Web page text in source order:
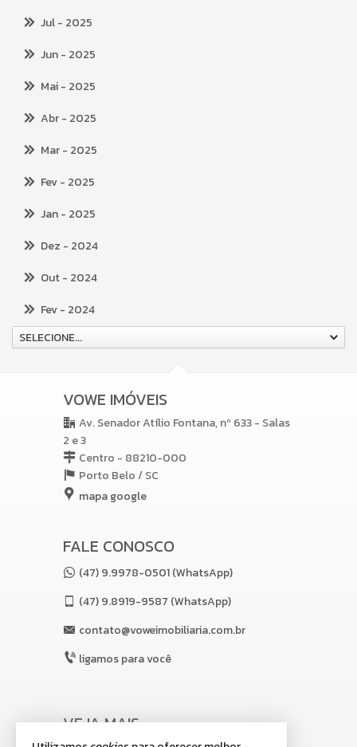
Jul- 2025
Jun- 2025
Mai- 2025
Abr- 2025
Mar- 2025
Fev- 2025
Jan- 2025
Dez - 2024
Out- 2024
Fev- 2024
SELECIONE...
VOWE IMÓVEIS
Av. Senador Atílio Fontana, nº 633 - Salas
2 e 3
Centro - 88210-000
Porto Belo /SC
mapa google
FALE CONOSCO
(47) 9.9978-0501 (WhatsApp)
(47)9.8919-9587 (WhatsApp)
contato@voweimobiliaria.com.br
ligamos para você
VEJA MAIS